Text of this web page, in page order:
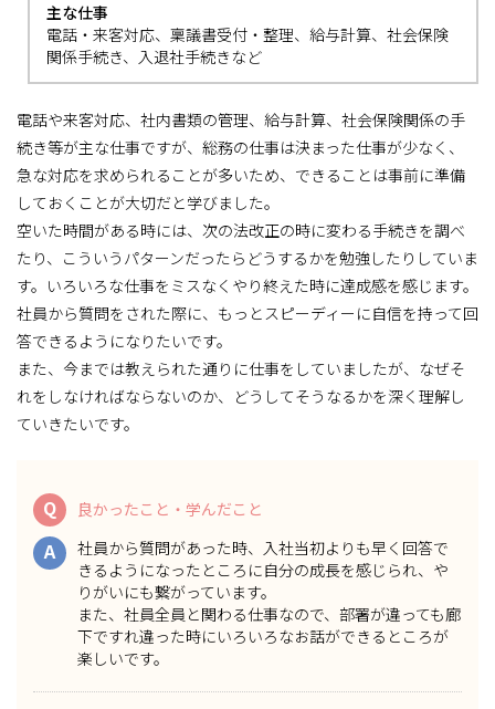
主な仕事
電話・来客対応、稟議書受付・整理、給与計算、社会保険
関係手続き、入退社手続きなど
電話や来客対応、社内書類の管理、給与計算、社会保険関係の手
続き等が主な仕事ですが、総務の仕事は決まった仕事が少なく、
急な対応を求められることが多いため、できることは事前に準備
しておくことが大切だと学びました。
空いた時間がある時には、次の法改正の時に変わる手続きを調べ
たり、こういうパターンだったらどうするかを勉強したりしていま
す。いろいろな仕事をミスなくやり終えた時に達成感を感じます。
社員から質問をされた際に、もっとスピーディーに自信を持って回
答できるようになりたいです。
また、今までは教えられた通りに仕事をしていましたが、なぜそ
れをしなければならないのか、どうしてそうなるかを深く理解し
ていきたいです。
Q 良かったこと・学んだこと
A
社員から質問があった時、入社当初よりも早く回答で
きるようになったところに自分の成長を感じられ、や
りがいにも繋がっています。
また、社員全員と関わる仕事なので、部署が違っても廊
下ですれ違った時にいろいろなお話ができるところが
楽しいです。